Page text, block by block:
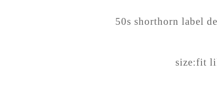
50s shorthorn label
size:fit